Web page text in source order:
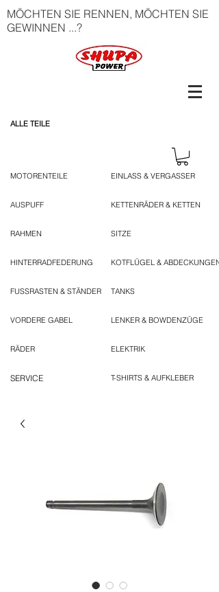
MÖCHTEN SIE RENNEN, MÖCHTEN SIE
GEWINNEN ...?
ALLE TEILE
MOTORENTEILE
AUSPUFF
RAHMEN
HINTERRADFEDERUNG
FUSSRASTEN & STÄNDER
VORDERE GABEL
RÄDER
SERVICE
EINLASS & VERGASSER
KETTENRÄDER & KETTEN
SITZE
KOTFLÜGEL & ABDECKUNGEN
TANKS
LENKER & BOWDENZÜGE
ELEKTRIK
T-SHIRTS & AUFKLEBER